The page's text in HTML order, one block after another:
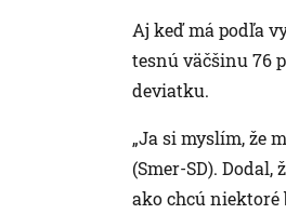
Aj keď má podľa
tesnú väčšinu 76
deviatku.
„Ja si myslím, že
(Smer-SD).
ako chcú niektoré